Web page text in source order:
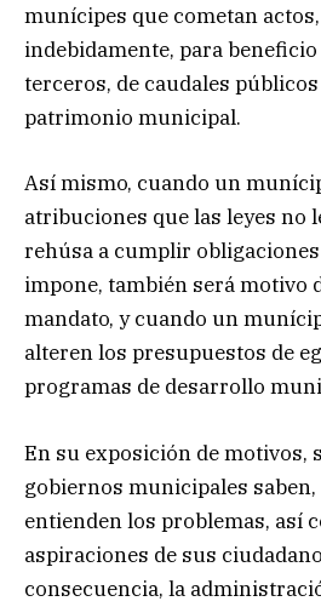
munícipes que cometan
indebidamente, para
terceros, de caudales
patrimonio municipal.
Así mismo, cuando un
atribuciones que las leyes no
rehúsa a cumplir
impone, también será motivo
mandato, y cuando un
alteren los presupuestos de
programas de desarrollo
En su exposición de motivos,
gobiernos municipales
entienden los problemas, así
aspiraciones de sus
consecuencia, la